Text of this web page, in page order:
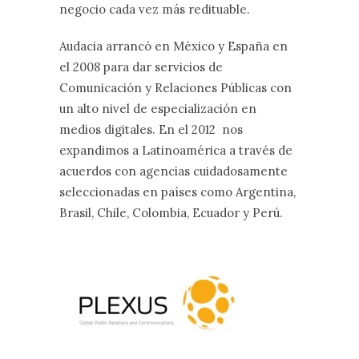
negocio cada vez más redituable.
Audacia arrancó en México y España en
el 2008 para dar servicios de
Comunicación y Relaciones Públicas con
un alto nivel de especialización en
medios digitales. En el 2012 nos
expandimos a Latinoamérica a través de
acuerdos con agencias cuidadosamente
seleccionadas en países como Argentina,
Brasil, Chile, Colombia, Ecuador y Perú.